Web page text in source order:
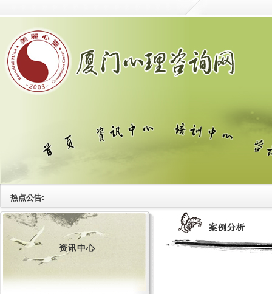
热点公告:
资讯中心
案例分析